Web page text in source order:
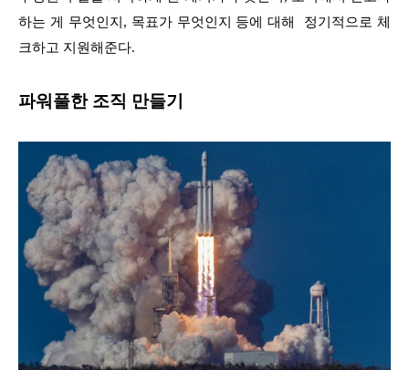
하는 게 무엇인지, 목표가 무엇인지 등에 대해 정기적으로 체
크하고 지원해준다.
파워풀한 조직 만들기